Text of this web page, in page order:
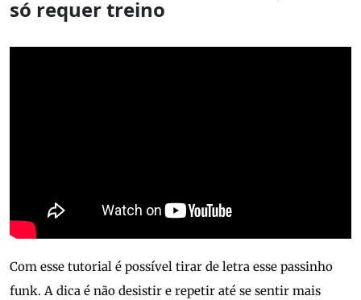
só requer treino
Com esse tutorial é possível tirar de letra esse passinho
funk. A dica é não desistir e repetir até se sentir mais